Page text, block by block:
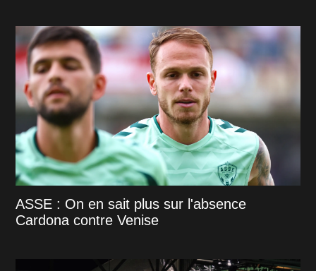
ASSE : On en sait plus sur l'absence
Cardona contre Venise